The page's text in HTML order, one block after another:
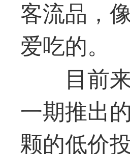
客流品，
爱吃的。
目前
一期推出
颗的低价